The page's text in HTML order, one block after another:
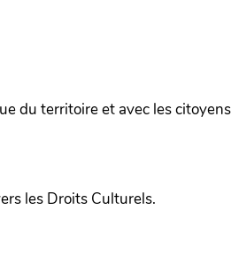
du territoire et avec les
les Droits Culturels.